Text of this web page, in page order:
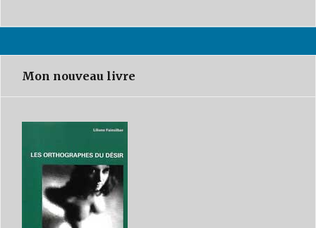
Mon nouveau livre